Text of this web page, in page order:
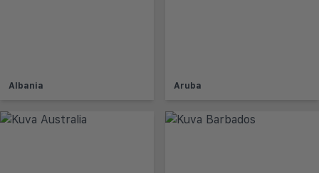
Albania Aruba